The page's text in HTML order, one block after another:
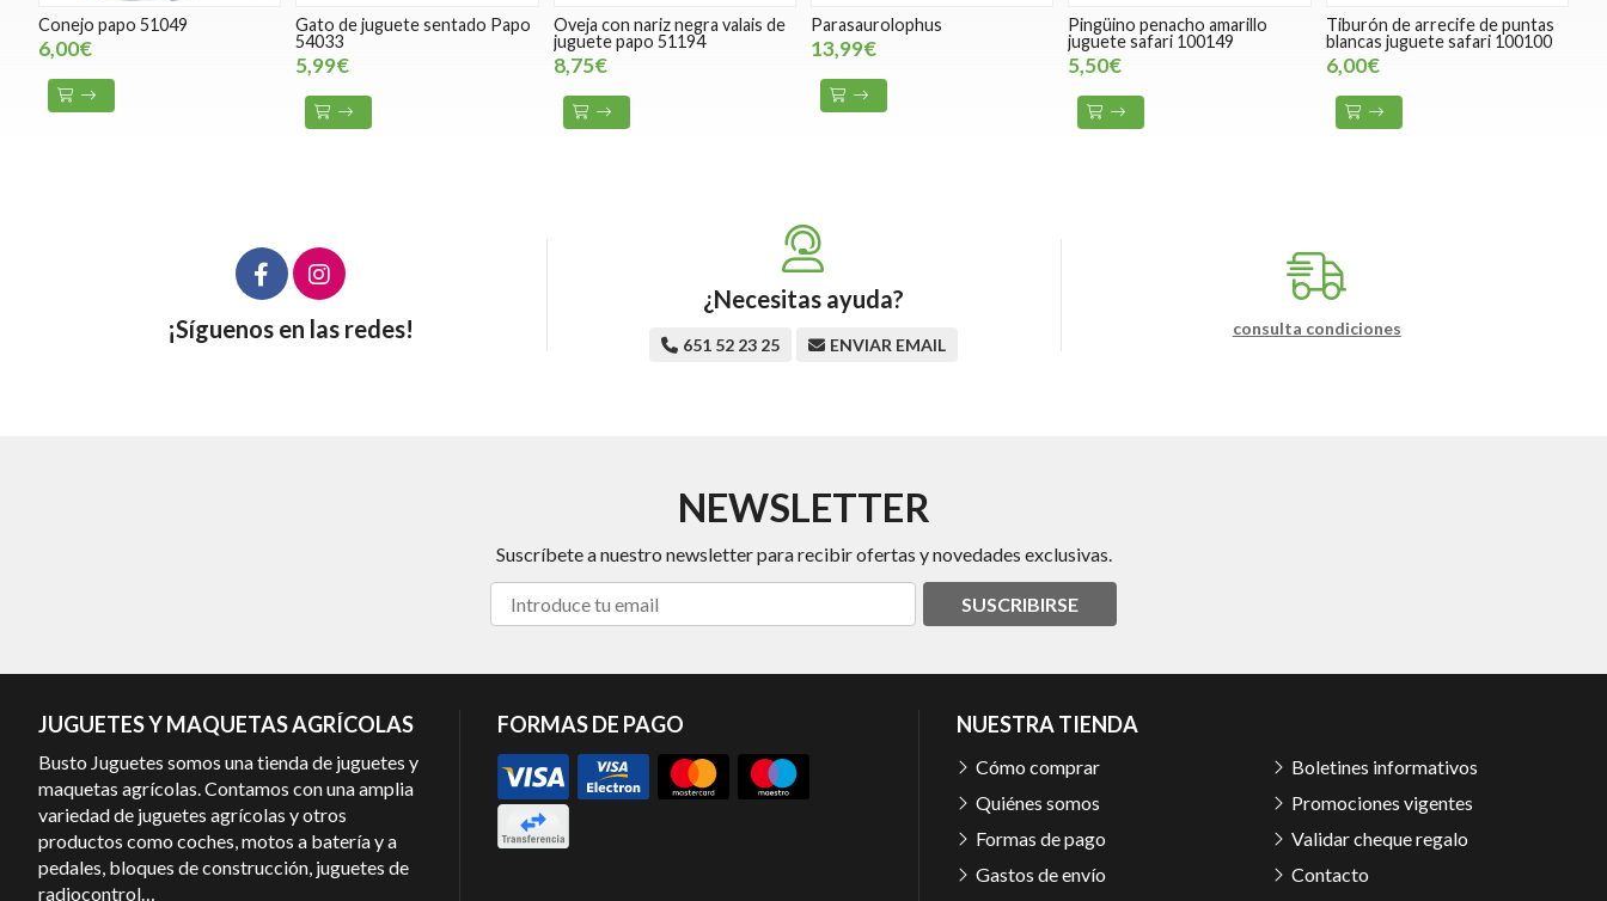
Conejo papo 51049
6,00€
Gato de juguete sentado Papo
54033
5,99€
Oveja con nariz negra valais de
juguete papo 51194
8,75€
Parasaurolophus
13,99€
Pingüino penacho amarillo
juguete safari 100149
5,50€
Tiburón de arrecife de puntas
blancas juguete safari 100100
6,00€
¡Síguenos en las redes!
¿Necesitas ayuda?
651 52 23 25 ENVIAR EMAIL
consulta condiciones
NEWSLETTER
Suscríbete a nuestro newsletter para recibir ofertas y novedades exclusivas.
SUSCRIBIRSE
JUGUETES Y MAQUETAS AGRÍCOLAS
Busto Juguetes somos una tienda de juguetes y
maquetas agrícolas. Contamos con una amplia
variedad de juguetes agrícolas y otros
productos como coches, motos a batería y a
pedales, bloques de construcción, juguetes de
radiocontrol…
FORMAS DE PAGO NUESTRA TIENDA
Cómo comprar
Quiénes somos
Formas de pago
Gastos de envío
Boletines informativos
Promociones vigentes
Validar cheque regalo
Contacto